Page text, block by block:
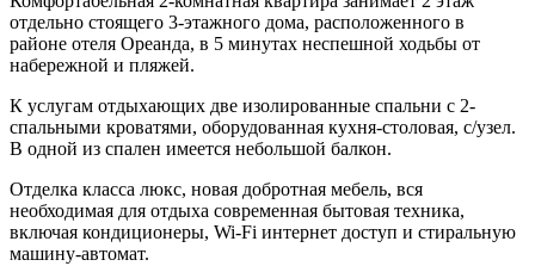
отдельно стоящего 3-этажного дома, расположенного в
районе отеля Ореанда, в 5 минутах неспешной ходьбы от
набережной и пляжей.
К услугам отдыхающих две изолированные спальни с 2-
спальными кроватями, оборудованная кухня-столовая, с/узел.
В одной из спален имеется небольшой балкон.
Отделка класса люкс, новая добротная мебель, вся
необходимая для отдыха современная бытовая техника,
включая кондиционеры, Wi-Fi интернет доступ и стиральную
машину-автомат.